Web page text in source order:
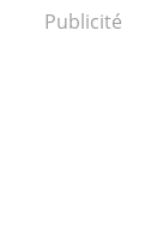
Publicité